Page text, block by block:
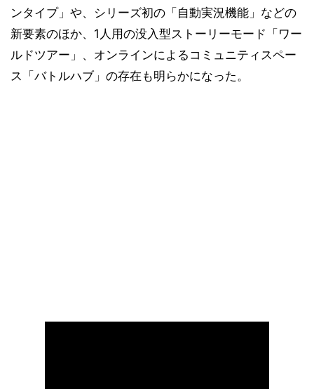
ンタイプ」や、シリーズ初の「自動実況機能」などの
新要素のほか、1人用の没入型ストーリーモード「ワー
ルドツアー」、オンラインによるコミュニティスペー
ス「バトルハブ」の存在も明らかになった。